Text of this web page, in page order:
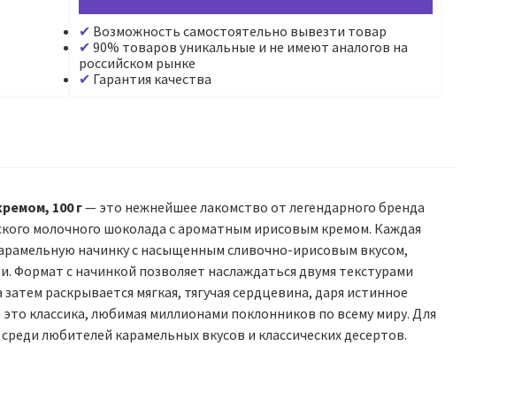
Возможность самостоятельно вывезти товар
90% товаров уникальные и не имеют аналогов на
российском рынке
Гарантия качества
100 г— это нежнейшее лакомство от легендарного бренда
молочного шоколада с ароматным ирисовым кремом. Каждая
начинку с насыщенным сливочно-ирисовым вкусом,
Формат с начинкой позволяет наслаждаться двумя текстурами
раскрывается мягкая, тягучая сердцевина, даря истинное
классика, любимая миллионами поклонников по всему миру. Для
любителей карамельных вкусов и классических десертов.